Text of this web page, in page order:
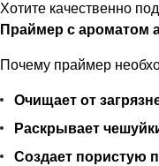
Хотите качественно
Праймер с ароматом
Почему праймер
Очищает от
Раскрывает
Создает пористую